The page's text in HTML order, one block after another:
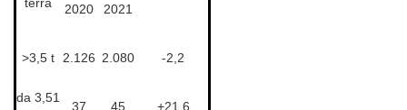
2020
2021
>3,5 t 2.126 2.080 -2,2
da 3,51
37 45 +21,6